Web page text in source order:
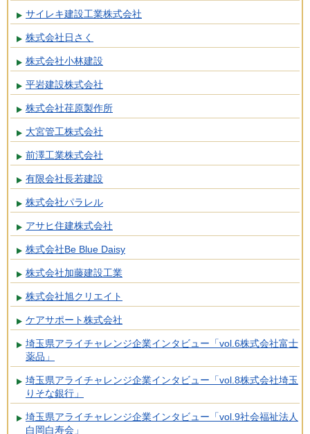
サイレキ建設工業株式会社
株式会社日さく
株式会社小林建設
平岩建設株式会社
株式会社荏原製作所
大宮管工株式会社
前澤工業株式会社
有限会社長若建設
株式会社パラレル
アサヒ住建株式会社
株式会社Be Blue Daisy
株式会社加藤建設工業
株式会社旭クリエイト
ケアサポート株式会社
埼玉県アライチャレンジ企業インタビュー「vol.6株式会社富士
薬品」
埼玉県アライチャレンジ企業インタビュー「vol.8株式会社埼玉
りそな銀行」
埼玉県アライチャレンジ企業インタビュー「vol.9社会福祉法人
白岡白寿会」